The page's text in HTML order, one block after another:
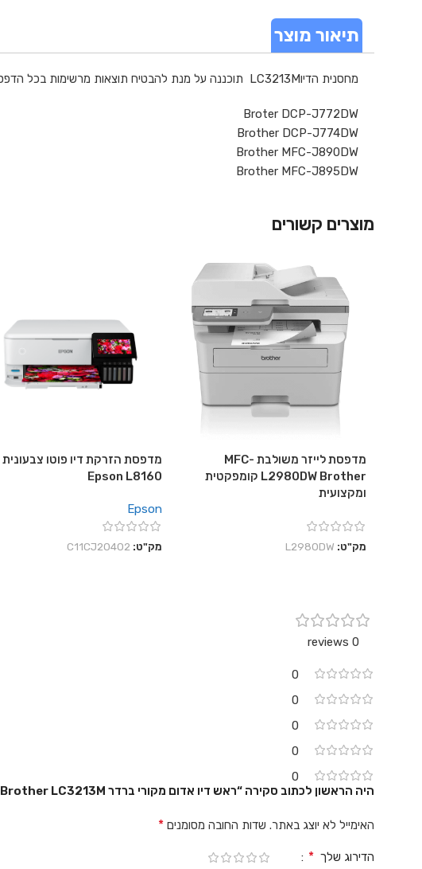
תיאור מוצר
מחסנית הדיו‎ LC3213M תוכננה על מנת להבטיח תוצאות מרשימות בכל הדפסה. כמוצר מקורי של Brother היא קלה להתקנה ומותאמת ב–100% להתקנה במדפסת שלכם.
Broter DCP-J772DW
Brother DCP-J774DW
Brother MFC-J890DW
Brother MFC-J895DW
מוצרים קשורים
מדפסת לייזר משולבת MFC-
L2980DW Brother קומפקטית
ומקצועית
מק"ט: L2980DW
מדפסת הזרקת דיו פוטו צבעונית
Epson L8160
Epson
מק"ט: C11CJ20402
0 reviews
0
0
0
0
0
היה הראשון לכתוב סקירה “ראש דיו אדום מקורי ברדר Brother LC3213M”
האימייל לא יוצג באתר. שדות החובה מסומנים *
הדירוג שלך *